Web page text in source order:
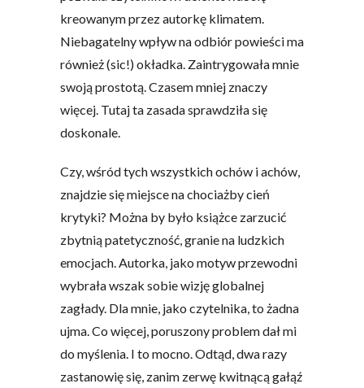
kreowanym przez autorkę klimatem.
Niebagatelny wpływ na odbiór powieści ma
również (sic!) okładka. Zaintrygowała mnie
swoją prostotą. Czasem mniej znaczy
więcej. Tutaj ta zasada sprawdziła się
doskonale.
Czy, wśród tych wszystkich ochów i achów,
znajdzie się miejsce na chociażby cień
krytyki? Można by było książce zarzucić
zbytnią patetyczność, granie na ludzkich
emocjach. Autorka, jako motyw przewodni
wybrała wszak sobie wizję globalnej
zagłady. Dla mnie, jako czytelnika, to żadna
ujma. Co więcej, poruszony problem dał mi
do myślenia. I to mocno. Odtąd, dwa razy
zastanowię się, zanim zerwę kwitnącą gałąź